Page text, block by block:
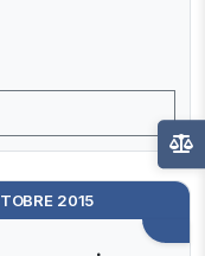
2015